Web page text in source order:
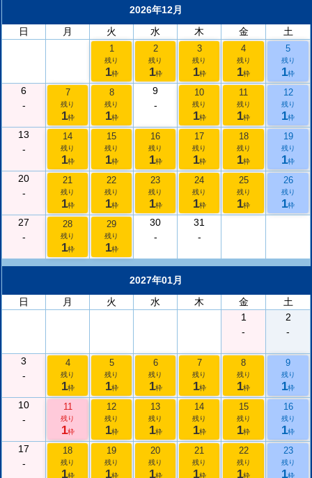
2026年12月
日
月 火 水 木 金 土
1
残り
1枠
2
残り
1枠
3
残り
1枠
4
残り
1枠
5
残り
1枠
6
-
7
残り
1枠
8
残り
1枠
9
-
10
残り
1枠
11
残り
1枠
12
残り
1枠
13
-
14
残り
1枠
15
残り
1枠
16
残り
1枠
17
残り
1枠
18
残り
1枠
19
残り
1枠
20
-
21
残り
1枠
22
残り
1枠
23
残り
1枠
24
残り
1枠
25
残り
1枠
26
残り
1枠
27
-
28
残り
1枠
29
残り
1枠
30
-
31
-
2027年01月
日
月 火 水 木 金
土
1
-
2
-
3
-
4
残り
1枠
5
残り
1枠
6
残り
1枠
7
残り
1枠
8
残り
1枠
9
残り
1枠
10
-
11
残り
1枠
12
残り
1枠
13
残り
1枠
14
残り
1枠
15
残り
1枠
16
残り
1枠
17
-
18
残り
1枠
19
残り
1枠
20
残り
1枠
21
残り
1枠
22
残り
1枠
23
残り
1枠